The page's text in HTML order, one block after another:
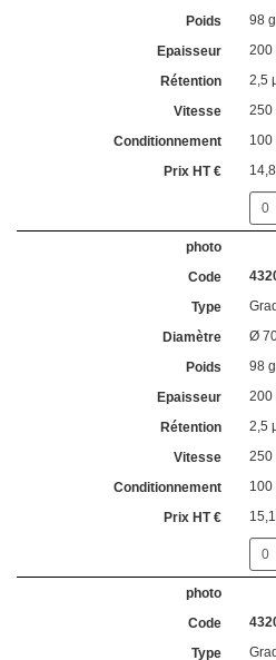
98
200
2,5
250
100
Ø
98
200
2,5
250
100